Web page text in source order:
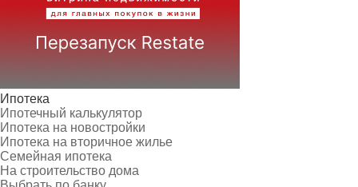
Ипотека
Ипотечный калькулятор
Ипотека на новостройки
Ипотека на вторичное жилье
Семейная ипотека
На строительство дома